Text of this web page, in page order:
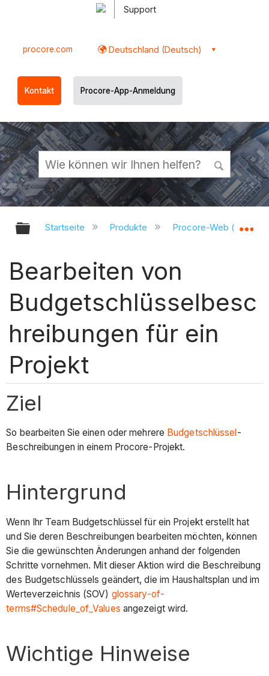
Support
procore.com Deutschland (Deutsch)
Kontakt Procore-App-Anmeldung
Globale Hierarchie auf- und
Startseite Produkte Procore-Web
Bearbeiten von
Budgetschlüsselbesc
hreibungen für ein
Projekt
Ziel
So bearbeiten Sie einen oder mehrere Budgetschlüssel -
Beschreibungen in einem Procore-Projekt.
Hintergrund
Wenn Ihr Team Budgetschlüssel für ein Projekt erstellt hat
und Sie deren Beschreibungen bearbeiten möchten, können
Sie die gewünschten Änderungen anhand der folgenden
Schritte vornehmen. Mit dieser Aktion wird die Beschreibung
des Budgetschlüssels geändert, die im Haushaltsplan und im
Werteverzeichnis (SOV) glossary-of-
terms#Schedule_of_Values angezeigt wird.
Wichtige Hinweise